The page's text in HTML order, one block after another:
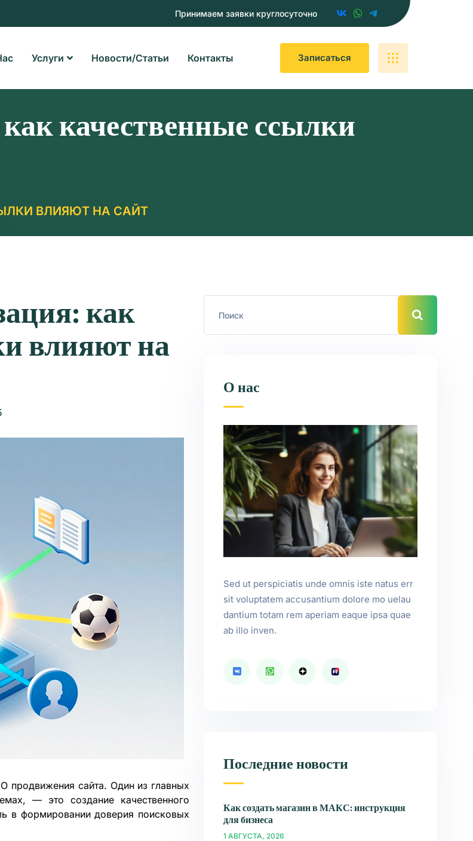
Принимаем заявки круглосуточно
Услуги Новости/статьи Контакты ЗАПИСАТЬСЯ
качественные ссылки
ВЛИЯЮТ НА САЙТ
как
влияют на
продвижения сайта. Один из главных
— это создание качественного
в формировании доверия поисковых
О нас
Sed ut perspiciatis unde omnis iste natus err
sit voluptatem accusantium dolore mo uelau
dantium totam rem aperiam eaque ipsa quae
ab illo inven.
Последние новости
Как создать магазин в МАКС: инструкция
для бизнеса
1 АВГУСТА, 2026